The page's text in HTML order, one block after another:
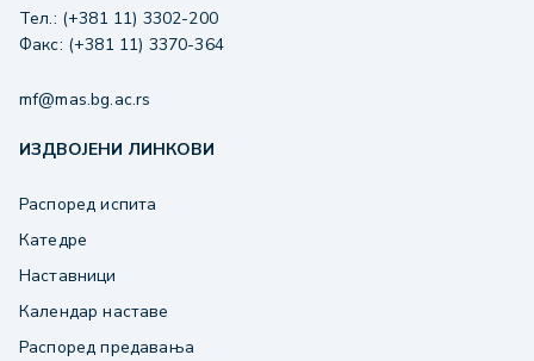
Тел.: (+381 11) 3302-200
Факс: (+381 11) 3370-364
mf@mas.bg.ac.rs
ИЗДВОЈЕНИ ЛИНКОВИ
Распоред испита
Катедре
Наставници
Календар наставе
Распоред предавања